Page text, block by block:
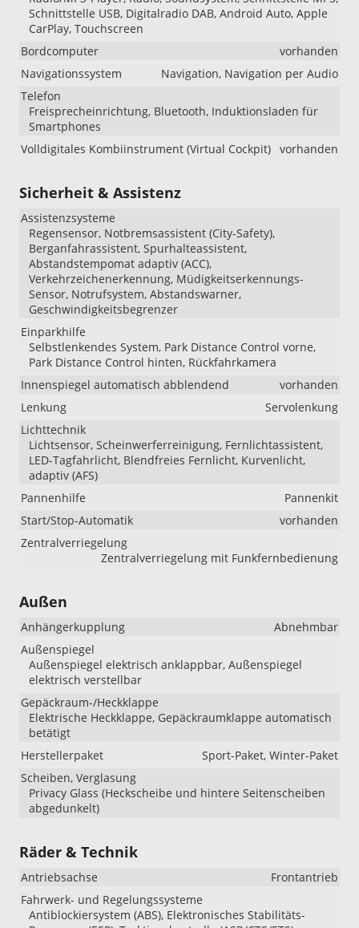
Schnittstelle USB, Digitalradio DAB, Android Auto, Apple
CarPlay, Touchscreen
Bordcomputer
vorhanden
Navigationssystem
Navigation, Navigation per Audio
Telefon
Freisprecheinrichtung, Bluetooth, Induktionsladen für
Smartphones
Volldigitales Kombiinstrument (Virtual Cockpit) vorhanden
Sicherheit & Assistenz
Assistenzsysteme
Regensensor, Notbremsassistent (City-Safety),
Berganfahrassistent, Spurhalteassistent,
Abstandstempomat adaptiv (ACC),
Verkehrzeichenerkennung, Müdigkeitserkennungs-
Sensor, Notrufsystem, Abstandswarner,
Geschwindigkeitsbegrenzer
Einparkhilfe
Selbstlenkendes System, Park Distance Control vorne,
Park Distance Control hinten, Rückfahrkamera
Innenspiegel automatisch abblendend
vorhanden
Lenkung
Servolenkung
Lichttechnik
Lichtsensor, Scheinwerferreinigung, Fernlichtassistent,
LED-Tagfahrlicht, Blendfreies Fernlicht, Kurvenlicht,
adaptiv (AFS)
Pannenhilfe
Pannenkit
Start/Stop-Automatik
vorhanden
Zentralverriegelung
Zentralverriegelung mit Funkfernbedienung
Außen
Anhängerkupplung
Abnehmbar
Außenspiegel
Außenspiegel elektrisch anklappbar, Außenspiegel
elektrisch verstellbar
Gepäckraum-/Heckklappe
Elektrische Heckklappe, Gepäckraumklappe automatisch
betätigt
Herstellerpaket
Sport-Paket, Winter-Paket
Scheiben, Verglasung
Privacy Glass (Heckscheibe und hintere Seitenscheiben
abgedunkelt)
Räder & Technik
Antriebsachse
Frontantrieb
Fahrwerk- und Regelungssysteme
Antiblockiersystem (ABS), Elektronisches Stabilitäts-